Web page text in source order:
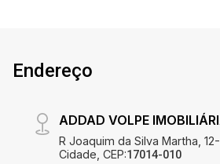
Endereço
ADDAD VOLPE
R Joaquim da Silva Martha,
Cidade, CEP:17014-010